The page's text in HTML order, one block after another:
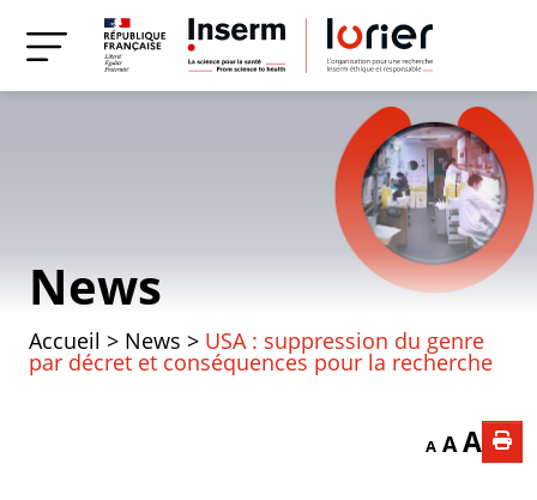
News
Accueil > News > USA : suppression du genre
par décret et conséquences pour la recherche
A
Decrease
A Reset
A